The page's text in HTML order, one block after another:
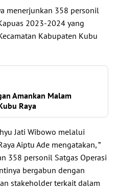
menerjunkan 358 personil
2023-2024 yang
Kabupaten Kubu
Amankan Malam
Raya
Jati Wibowo melalui
Aiptu Ade mengatakan, ”
358 personil Satgas Operasi
bergabun dengan
stakeholder terkait dalam